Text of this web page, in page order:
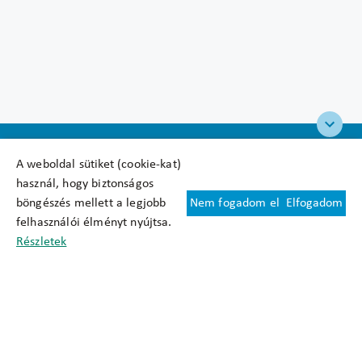
A weboldal sütiket (cookie-kat)
használ, hogy biztonságos
böngészés mellett a legjobb
felhasználói élményt nyújtsa.
Részletek
Nem fogadom el Elfogadom
Felhasználási feltételek